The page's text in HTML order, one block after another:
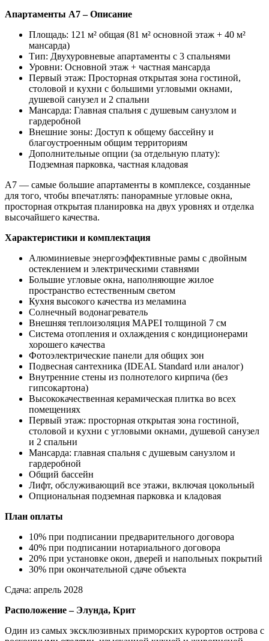
Апартаменты A7 – Описание
Площадь: 121 м² общая (81 м² основной этаж + 40 м²
мансарда)
Тип: Двухуровневые апартаменты с 3 спальнями
Уровни: Основной этаж + частная мансарда
Первый этаж: Просторная открытая зона гостиной,
столовой и кухни с большими угловыми окнами,
душевой санузел и 2 спальни
Мансарда: Главная спальня с душевым санузлом и
гардеробной
Внешние зоны: Доступ к общему бассейну и
благоустроенным общим территориям
Дополнительные опции (за отдельную плату):
Подземная парковка, частная кладовая
A7 — самые большие апартаменты в комплексе, созданные
для того, чтобы впечатлять: панорамные угловые окна,
просторная открытая планировка на двух уровнях и отделка
высочайшего качества.
Характеристики и комплектация
Алюминиевые энергоэффективные рамы с двойным
остеклением и электрическими ставнями
Большие угловые окна, наполняющие жилое
пространство естественным светом
Кухня высокого качества из меламина
Солнечный водонагреватель
Внешняя теплоизоляция MAPEI толщиной 7 см
Система отопления и охлаждения с кондиционерами
хорошего качества
Фотоэлектрические панели для общих зон
Подвесная сантехника (IDEAL Standard или аналог)
Внутренние стены из полнотелого кирпича (без
гипсокартона)
Высококачественная керамическая плитка во всех
помещениях
Первый этаж: просторная открытая зона гостиной,
столовой и кухни с угловыми окнами, душевой санузел
и 2 спальни
Мансарда: главная спальня с душевым санузлом и
гардеробной
Общий бассейн
Лифт, обслуживающий все этажи, включая цокольный
Опциональная подземная парковка и кладовая
План оплаты
10% при подписании предварительного договора
40% при подписании нотариального договора
20% при установке окон, дверей и напольных покрытий
30% при окончательной сдаче объекта
Сдача: апрель 2028
Расположение – Элунда, Крит
Один из самых эксклюзивных приморских курортов острова с